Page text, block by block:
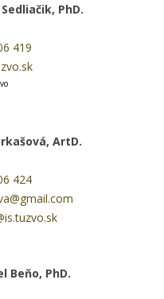
PhD.
419
ArtD.
424
Beňo, PhD.